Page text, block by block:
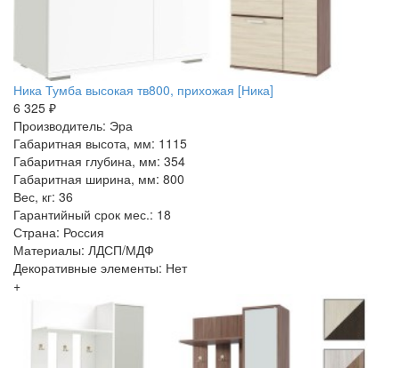
Ника Тумба высокая тв800, прихожая [Ника]
6 325 ₽
Производитель: Эра
Габаритная высота, мм: 1115
Габаритная глубина, мм: 354
Габаритная ширина, мм: 800
Вес, кг: 36
Гарантийный срок мес.: 18
Страна: Россия
Материалы: ЛДСП/МДФ
Декоративные элементы: Нет
+